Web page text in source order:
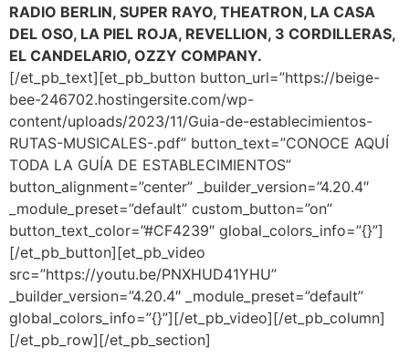
RADIO BERLIN, SUPER RAYO, THEATRON, LA CASA
DEL OSO, LA PIEL ROJA, REVELLION, 3 CORDILLERAS,
EL CANDELARIO, OZZY COMPANY.
[/et_pb_text][et_pb_button button_url=”https://beige-
bee-246702.hostingersite.com/wp-
content/uploads/2023/11/Guia-de-establecimientos-
RUTAS-MUSICALES-.pdf” button_text=”CONOCE AQUÍ
TODA LA GUÍA DE ESTABLECIMIENTOS”
button_alignment=”center” _builder_version=”4.20.4″
_module_preset=”default” custom_button=”on”
button_text_color=”#CF4239″ global_colors_info=”{}”]
[/et_pb_button][et_pb_video
src=”https://youtu.be/PNXHUD41YHU”
_builder_version=”4.20.4″ _module_preset=”default”
global_colors_info=”{}”][/et_pb_video][/et_pb_column]
[/et_pb_row][/et_pb_section]